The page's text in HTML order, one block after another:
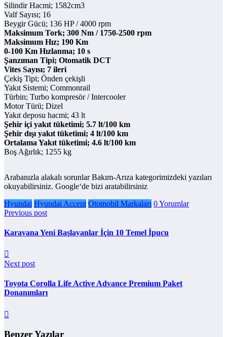
Silindir Hacmi; 1582cm3
Valf Sayısı; 16
Beygir Gücü; 136 HP / 4000 rpm
Maksimum Tork; 300 Nm / 1750-2500 rpm
Maksimum Hız; 190 Km
0-100 Km Hızlanma; 10 s
Şanzıman Tipi; Otomatik DCT
Vites Sayısı; 7 ileri
Çekiş Tipi; Önden çekişli
Yakıt Sistemi; Commonrail
Türbin; Turbo kompresör / Intercooler
Motor Türü; Dizel
Yakıt deposu hacmi; 43 lt
Şehir içi yakıt tüketimi; 5.7 lt/100 km
Şehir dışı yakıt tüketimi; 4 lt/100 km
Ortalama Yakıt tüketimi; 4.6 lt/100 km
Boş Ağırlık; 1255 kg
Arabanızla alakalı sorunlar Bakım-Arıza kategorimizdeki yazıları
okuyabilirsiniz. Google‘de bizi aratabilirsiniz
Hyundai Hyundai Accent Otomobil Markaları 0 Yorumlar
Previous post
Karavana Yeni Başlayanlar İçin 10 Temel İpucu
Next post
Toyota Corolla Life Active Advance Premium Paket
Donanımları
Benzer Yazılar